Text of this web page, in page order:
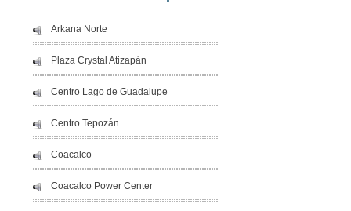
Arkana Norte
Plaza Crystal Atizapán
Centro Lago de Guadalupe
Centro Tepozán
Coacalco
Coacalco Power Center